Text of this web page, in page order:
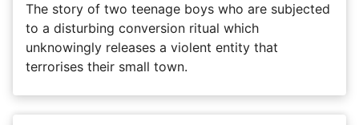
The story of two teenage boys who are subjected
to a disturbing conversion ritual which
unknowingly releases a violent entity that
terrorises their small town.